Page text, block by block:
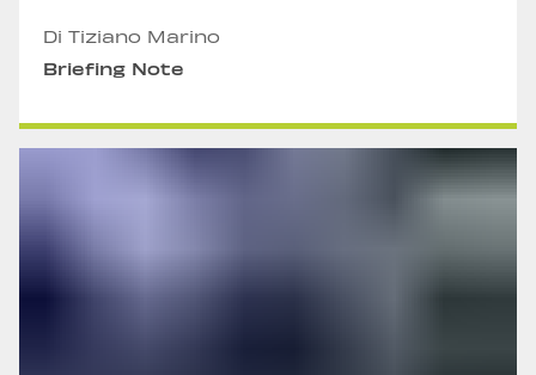
Di Tiziano Marino
Briefing Note